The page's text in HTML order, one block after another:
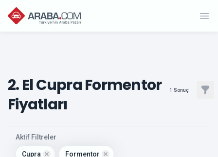
2. El Cupra Formentor
Fiyatları
1 Sonuç
Aktif Filtreler
Cupra Formentor